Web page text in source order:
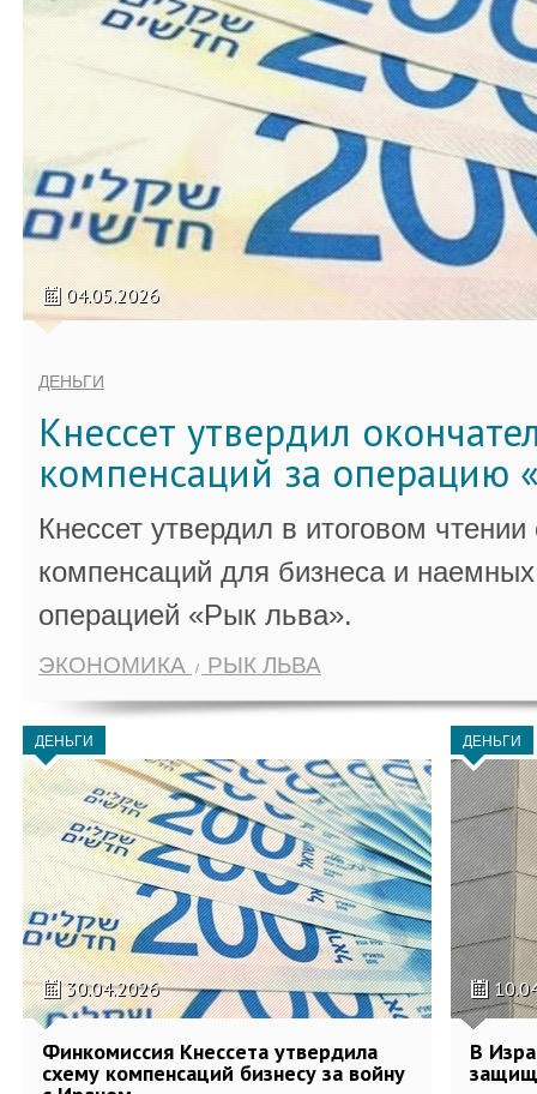
04.05.2026
ДЕНЬГИ
Кнессет утвердил
компенсаций за операцию
Кнессет утвердил в итоговом
компенсаций для бизнеса и
операцией «Рык льва».
ЭКОНОМИКА РЫК ЛЬВА
ДЕНЬГИ
30.04.2026
Финкомиссия Кнессета утвердила
схему компенсаций бизнесу за войну
ДЕНЬГИ
В